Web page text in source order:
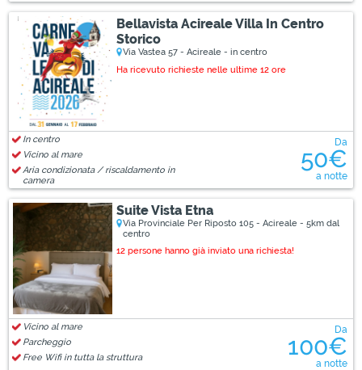
Bellavista Acireale Villa In Centro
Storico
Via Vastea 57 - Acireale - in centro
Ha ricevuto richieste nelle ultime 12 ore
Da
50€
a notte
In centro
Vicino al mare
Aria condizionata / riscaldamento in
camera
Suite Vista Etna
Via Provinciale Per Riposto 105 - Acireale - 5km dal
centro
12 persone hanno già inviato una richiesta!
Da
100€
a notte
Vicino al mare
Parcheggio
Free Wifi in tutta la struttura